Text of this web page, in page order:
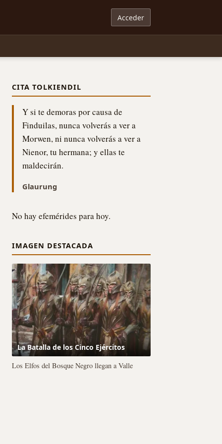
Acceder
CITA TOLKIENDIL
Y si te demoras por causa de
Finduilas, nunca volverás a ver a
Morwen, ni nunca volverás a ver a
Nienor, tu hermana; y ellas te
maldecirán.
Glaurung
No hay efemérides para hoy.
IMAGEN DESTACADA
La Batalla de los Cinco Ejércitos
Los Elfos del Bosque Negro llegan a Valle